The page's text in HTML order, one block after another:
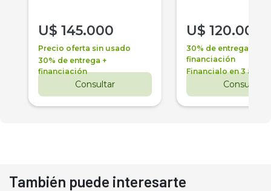
U$ 145.000
Precio oferta sin usado
30% de entrega +
financiación
Consultar
U$ 120.000
30% de entrega +
financiación
Financialo en 3 años
Consultar
También puede interesarte